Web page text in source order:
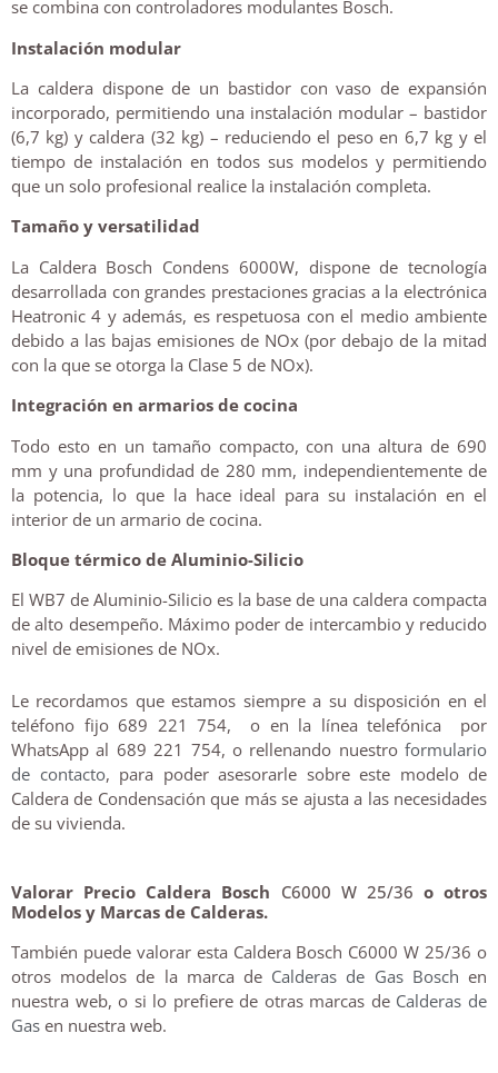
se combina con controladores modulantes Bosch.
Instalación modular
La caldera dispone de un bastidor con vaso de expansión
incorporado, permitiendo una instalación modular – bastidor
(6,7 kg) y caldera (32 kg) – reduciendo el peso en 6,7 kg y el
tiempo de instalación en todos sus modelos y permitiendo
que un solo profesional realice la instalación completa.
Tamaño y versatilidad
La Caldera Bosch Condens 6000W, dispone de tecnología
desarrollada con grandes prestaciones gracias a la electrónica
Heatronic 4 y además, es respetuosa con el medio ambiente
debido a las bajas emisiones de NOx (por debajo de la mitad
con la que se otorga la Clase 5 de NOx).
Integración en armarios de cocina
Todo esto en un tamaño compacto, con una altura de 690
mm y una profundidad de 280 mm, independientemente de
la potencia, lo que la hace ideal para su instalación en el
interior de un armario de cocina.
Bloque térmico de Aluminio-Silicio
El WB7 de Aluminio-Silicio es la base de una caldera compacta
de alto desempeño. Máximo poder de intercambio y reducido
nivel de emisiones de NOx.
Le recordamos que estamos siempre a su disposición en el
teléfono fijo 689 221 754, o en la línea telefónica por
WhatsApp al 689 221 754, o rellenando nuestro formulario
de contacto, para poder asesorarle sobre este modelo de
Caldera de Condensación que más se ajusta a las necesidades
de su vivienda.
Valorar Precio Caldera Bosch C6000 W 25/36 o otros
Modelos y Marcas de Calderas.
También puede valorar esta Caldera Bosch C6000 W 25/36 o
otros modelos de la marca de Calderas de Gas Bosch en
nuestra web, o si lo prefiere de otras marcas de Calderas de
Gas en nuestra web.